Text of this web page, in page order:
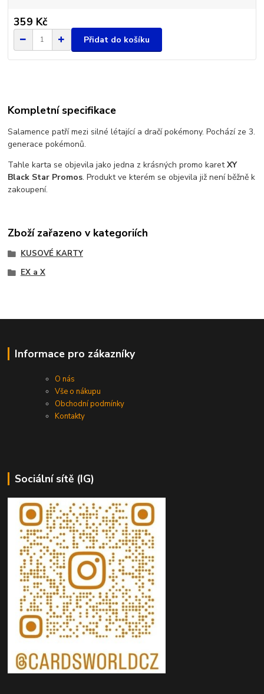
359 Kč
Přidat do košíku
Kompletní specifikace
Salamence patří mezi silné létající a dračí pokémony. Pochází ze 3.
generace pokémonů.
Tahle karta se objevila jako jedna z krásných promo karetXY
Black Star Promos. Produkt ve kterém se objevila již není běžně k
zakoupení.
Zboží zařazeno v kategoriích
KUSOVÉ KARTY
EX a X
Informace pro zákazníky
O nás
Vše o nákupu
Obchodní podmínky
Kontakty
Sociální sítě (IG)